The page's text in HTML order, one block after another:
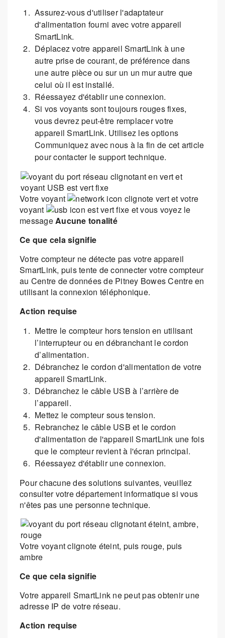
Assurez-vous d'utiliser l'adaptateur
d'alimentation fourni avec votre appareil
SmartLink.
Déplacez votre appareil SmartLink à une
autre prise de courant, de préférence dans
une autre pièce ou sur un un mur autre que
celui où il est installé.
Réessayez d'établir une connexion.
Si vos voyants sont toujours rouges fixes,
vous devrez peut-être remplacer votre
appareil SmartLink. Utilisez les options
Communiquez avec nous à la fin de cet article
pour contacter le support technique.
Votre voyant
clignote vert et votre
voyant
est vert fixe et vous voyez le
messageAucune tonalité
Ce que cela signifie
Votre compteur ne détecte pas votre appareil
SmartLink, puis tente de connecter votre compteur
au Centre de données de Pitney Bowes Centre en
utilisant la connexion téléphonique.
Action requise
Mettre le compteur hors tension en utilisant
l’interrupteur ou en débranchant le cordon
d’alimentation.
Débranchez le cordon d'alimentation de votre
appareil SmartLink.
Débranchez le câble USB à l’arrière de
l’appareil.
Mettez le compteur sous tension.
Rebranchez le câble USB et le cordon
d'alimentation de l'appareil SmartLink une fois
que le compteur revient à l'écran principal.
Réessayez d'établir une connexion.
Pour chacune des solutions suivantes, veuillez
consulter votre département informatique si vous
n'êtes pas une personne technique.
Votre voyant clignote éteint, puis rouge, puis
ambre
Ce que cela signifie
Votre appareil SmartLink ne peut pas obtenir une
adresse IP de votre réseau.
Action requise